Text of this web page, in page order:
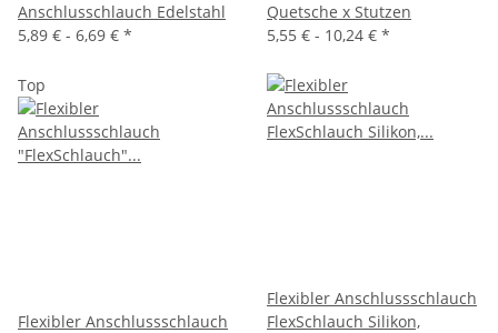
Anschlusschlauch Edelstahl
5,89 € - 6,69 € *
Quetsche x Stutzen
5,55 € - 10,24 € *
Top
Flexibler Anschlussschlauch
Flexibler Anschlussschlauch
FlexSchlauch Silikon,